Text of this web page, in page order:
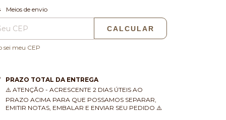
para o CEP:
Meios de envio
CALCULAR
sei meu CEP
PRAZO TOTAL DA ENTREGA
⚠️ ATENÇÃO - ACRESCENTE 2 DIAS ÚTEIS AO
PRAZO ACIMA PARA QUE POSSAMOS SEPARAR,
EMITIR NOTAS, EMBALAR E ENVIAR SEU PEDIDO ⚠️